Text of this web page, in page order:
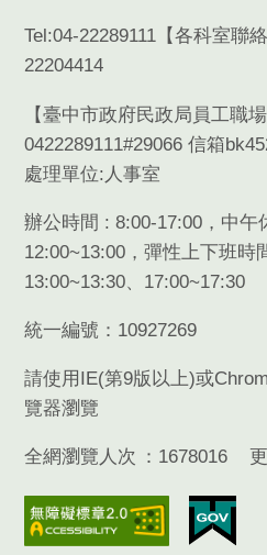
Tel:04-22289111【各科室聯
22204414
【臺中市政府民政局員工職
0422289111#29066 信箱
處理單位:人事室
辦公時間 : 8:00-17:00，中午
12:00~13:00，彈性上下班時
13:00~13:30、17:00~17:30
統一編號：10927269
請使用 IE(第9版以上)或
覽器瀏覽
全網瀏覽人次 1678016